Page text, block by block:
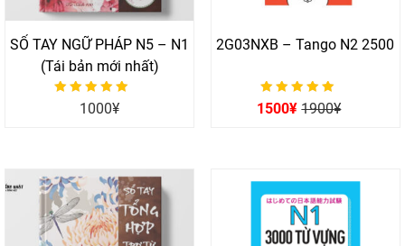
SỔ TAY NGỮ PHÁP N5 – N1
(Tái bản mới nhất)
Được xếp hạng
0
1000¥
2G03NXB – Tango N2 2500
Được xếp hạng
0
1500¥ 1900¥